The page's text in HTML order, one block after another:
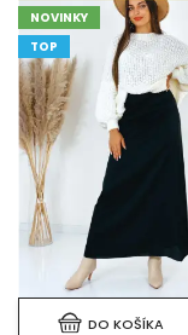
NOVINKY
TOP
DO KOŠÍKA